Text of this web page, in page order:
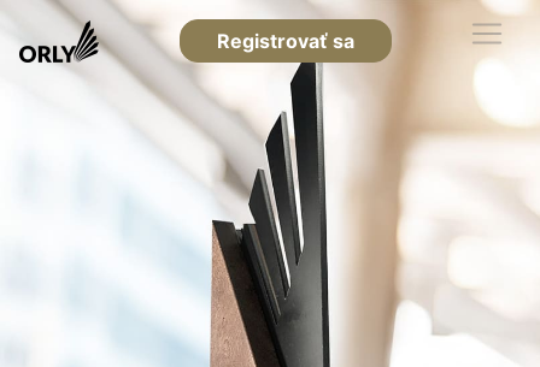
Registrovať sa